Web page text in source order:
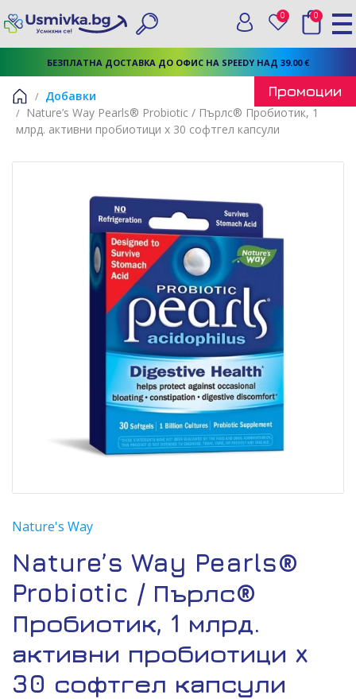
БЕЗПЛАТНА ДОСТАВКА ДО ОФИС НА SPEEDY НАД 39.00 €
Търси
Вход
0 Любими
0
Начало
Добавки
Nature’s Way Pearls® Probiotic / Пърлс® Пробиотик, 1
млрд. активни пробиотици x 30 софтгел капсули
Nature's Way
Nature’s Way Pearls®
Probiotic / Пърлс®
Пробиотик, 1 млрд.
активни пробиотици x
30 софтгел капсули
Промоции